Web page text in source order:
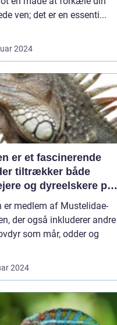
ven; det er en essenti...
2024
er et fascinerende
tiltrækker både
og dyreelskere på
af sin unikke
og charme
er medlem af Mustelidae-
der også inkluderer andre
som mår, odder og
2024